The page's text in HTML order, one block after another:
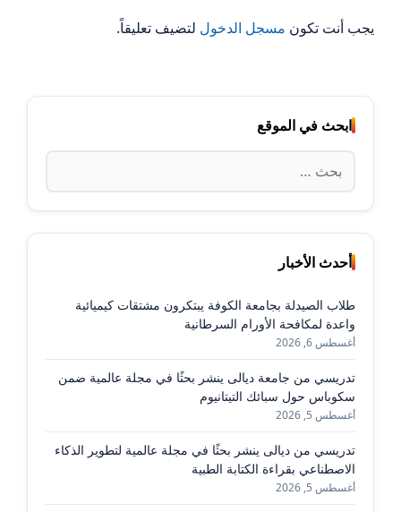
يجب أنت تكون مسجل الدخول لتضيف تعليقاً.
ابحث في الموقع
البحث
عن:
أحدث الأخبار
طلاب الصيدلة بجامعة الكوفة يبتكرون مشتقات كيميائية
واعدة لمكافحة الأورام السرطانية
أغسطس 6, 2026
تدريسي من جامعة ديالى ينشر بحثًا في مجلة عالمية ضمن
سكوباس حول سبائك التيتانيوم
أغسطس 5, 2026
تدريسي من ديالى ينشر بحثًا في مجلة عالمية لتطوير الذكاء
الاصطناعي بقراءة الكتابة الطبية
أغسطس 5, 2026